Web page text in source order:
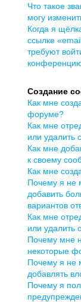
Что такое
могу
Когда я
ссылке
требуют
Создание
Как мне
форуме?
Как мне
или удалить
Как мне
к своему
Как мне
Почему я не
добавить
вариантов
Как мне
или удалить
Почему мне
некоторые
Почему я не
добавлять
Почему я